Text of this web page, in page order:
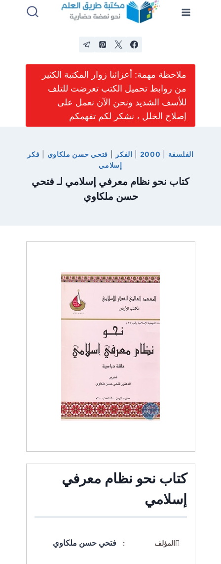
ملاحظة مهمة: أعزائنا زوار المكتبة الكثير
من روابط تحميل الكتب تعرضت للتلف
للأسف الشديد ونحن الآن نعمل على
إصلاح الخلل ، نشكر لكم تفهمكم
الفلسفة 2000 الفكر فتحي حسن ملكاوي
فكر
إسلامي
كتاب نحو نظام معرفي إسلامي لـ فتحي
حسن ملكاوي
كتاب نحو نظام معرفي
إسلامي
المؤلف : فتحي حسن ملكاوي